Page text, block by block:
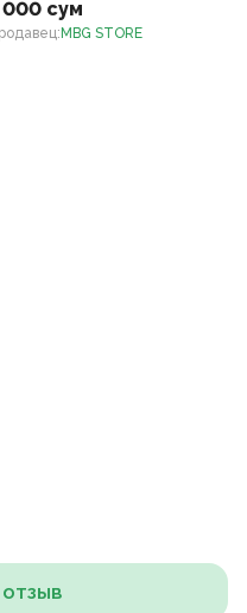
000 сум
: MBG STORE